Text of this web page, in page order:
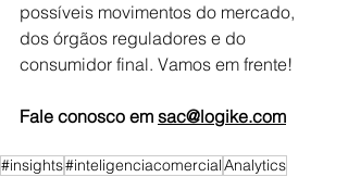
possíveis movimentos do mercado,
dos órgãos reguladores e do
consumidor final. Vamos em frente!
Fale conosco em sac@logike.com
#insights#inteligenciacomercialAnalytics